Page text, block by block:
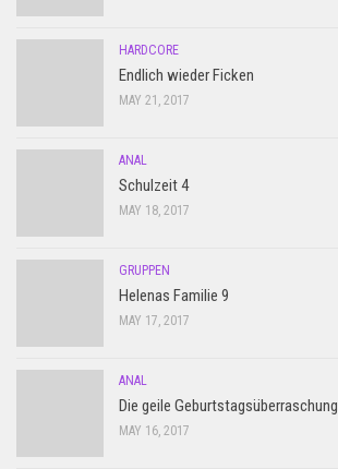
HARDCORE
Endlich wieder Ficken
MAY 21, 2017
ANAL
Schulzeit 4
MAY 18, 2017
GRUPPEN
Helenas Familie 9
MAY 17, 2017
ANAL
Die geile Geburtstagsüberraschung
MAY 16, 2017